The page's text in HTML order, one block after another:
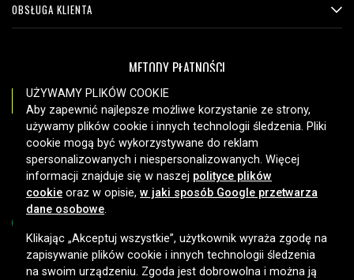
OBSŁUGA KLIENTA
METODY PŁATNOŚCI
OPCJE DOSTAWY
Copyright © 2026, Spares Nordic AB
UŻYWAMY PLIKÓW COOKIE
Aby zapewnić najlepsze możliwe korzystanie ze strony,
używamy plików cookie i innych technologii śledzenia. Pliki
cookie mogą być wykorzystywane do reklam
spersonalizowanych i niespersonalizowanych. Więcej
informacji znajduje się w naszej polityce plików
cookie oraz w opisie, w jaki sposób Google przetwarza
dane osobowe.
Klikając „Akceptuj wszystkie”, użytkownik wyraża zgodę na
zapisywanie plików cookie i innych technologii śledzenia
na swoim urządzeniu. Zgoda jest dobrowolna i można ją